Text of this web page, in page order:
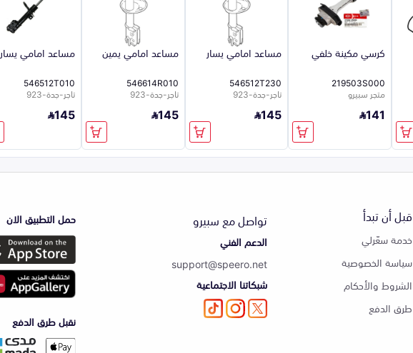
كرسي مكينة خلفي
219503S000
متجر سبيرو
141
مساعد امامي يسار
546512T230
تاجر-جدة-923
145
مساعد امامي يمين
546614R010
تاجر-جدة-923
145
مساعد امامي يسار
546512T010
تاجر-جدة-923
145
قبل أن تبدأ
خدمة سعّرلي
سياسة الخصوصية
الشروط والأحكام
طرق الدفع
تواصل مع سبيرو
الدعم الفني
support@speero.net
شبكاتنا الاجتماعية
حمل التطبيق الان
نقبل طرق الدفع